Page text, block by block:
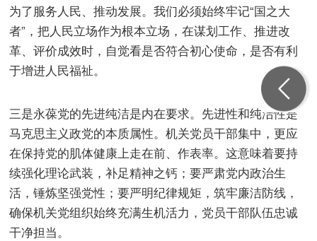
为了服务人民、推动发展。我们必须始终牢记“国之大
者”，把人民立场作为根本立场，在谋划工作、推进改
革、评价成效时，自觉看是否符合初心使命，是否有利
于增进人民福祉。
三是永葆党的先进纯洁是内在要求。先进性和纯洁性是
马克思主义政党的本质属性。机关党员干部集中，更应
在保持党的肌体健康上走在前、作表率。这意味着要持
续强化理论武装，补足精神之钙；要严肃党内政治生
活，锤炼坚强党性；要严明纪律规矩，筑牢廉洁防线，
确保机关党组织始终充满生机活力，党员干部队伍忠诚
干净担当。